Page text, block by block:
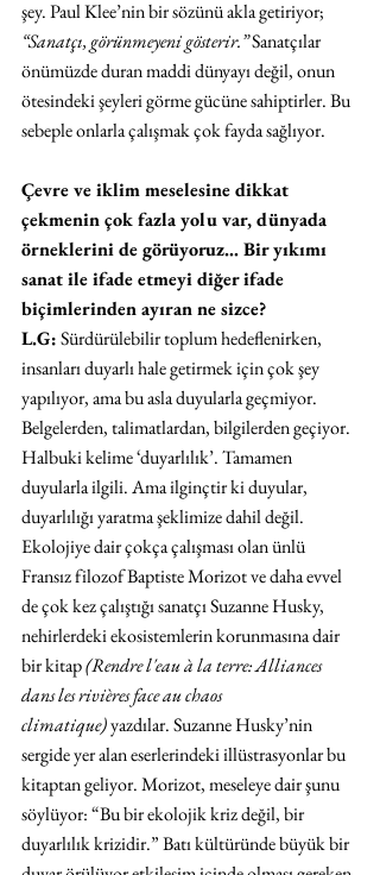
şey. Paul Klee’nin bir sözünü akla getiriyor;
“Sanatçı, görünmeyeni gösterir.” Sanatçılar
önümüzde duran maddi dünyayı değil, onun
ötesindeki şeyleri görme gücüne sahiptirler. Bu
sebeple onlarla çalışmak çok fayda sağlıyor.
Çevre ve iklim meselesine dikkat
çekmenin çok fazla yolu var, dünyada
örneklerini de görüyoruz… Bir yıkımı
sanat ile ifade etmeyi diğer ifade
biçimlerinden ayıran ne sizce?
L.G: Sürdürülebilir toplum hedeflenirken,
insanları duyarlı hale getirmek için çok şey
yapılıyor, ama bu asla duyularla geçmiyor.
Belgelerden, talimatlardan, bilgilerden geçiyor.
Halbuki kelime ‘duyarlılık’. Tamamen
duyularla ilgili. Ama ilginçtir ki duyular,
duyarlılığı yaratma şeklimize dahil değil.
Ekolojiye dair çokça çalışması olan ünlü
Fransız filozof Baptiste Morizot ve daha evvel
de çok kez çalıştığı sanatçı Suzanne Husky,
nehirlerdeki ekosistemlerin korunmasına dair
bir kitap (Rendre l'eau à la terre: Alliances
dans les rivières face au chaos
climatique) yazdılar. Suzanne Husky’nin
sergide yer alan eserlerindeki illüstrasyonlar bu
kitaptan geliyor. Morizot, meseleye dair şunu
söylüyor: “Bu bir ekolojik kriz değil, bir
duyarlılık krizidir.” Batı kültüründe büyük bir